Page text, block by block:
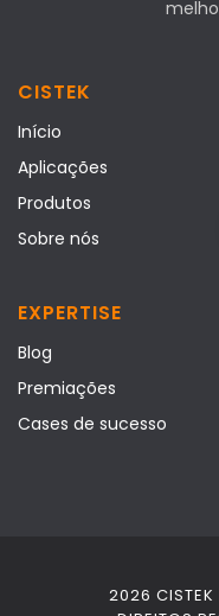
CISTEK
Início
Aplicações
Produtos
Sobre nós
EXPERTISE
Blog
Premiações
Cases de sucesso
2026 CISTEK